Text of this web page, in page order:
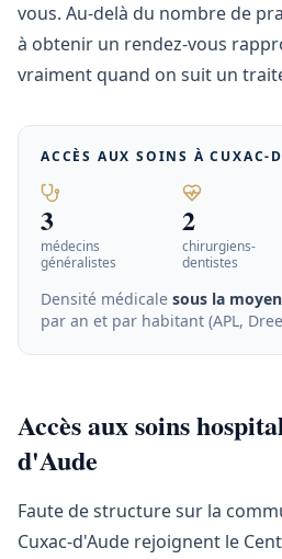
vous. Au-delà du nombre de
à obtenir un rendez-vous
vraiment quand on suit un
ACCÈS AUX SOINS ÀCUXAC-
3
médecins
généralistes
2
chirurgiens-
dentistes
Densité médicale sous la
par an et par habitant (APL,
Accès aux soins
d'Aude
Faute de structure sur la
Cuxac-d'Aude rejoignent le